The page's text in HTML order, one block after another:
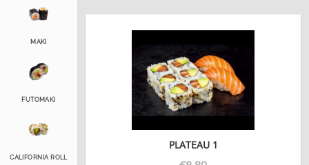
MAKI
FUTOMAKI
CALIFORNIA ROLL
PLATEAU 1